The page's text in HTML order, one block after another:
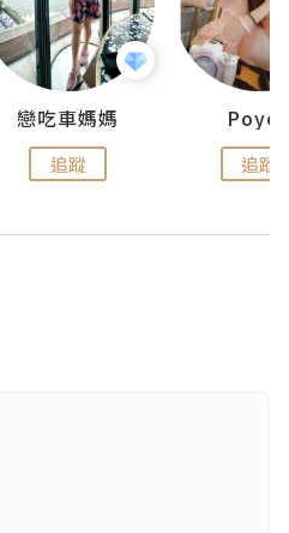
戀吃車媽媽
追蹤 追蹤